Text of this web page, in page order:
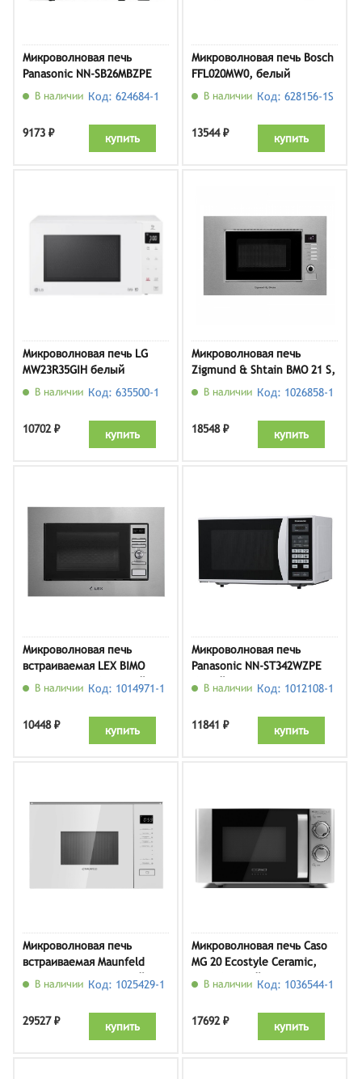
Микроволновая печь
Panasonic NN-SB26MBZPE
В наличии Код: 624684-1
9173 ₽ купить
Микроволновая печь Bosch
FFL020MW0, белый
В наличии Код: 628156-1S
13544 ₽ купить
Микроволновая печь LG
MW23R35GIH белый
В наличии Код: 635500-1
10702 ₽ купить
Микроволновая печь
Zigmund & Shtain BMO 21 S,
нержавеющая сталь
В наличии Код: 1026858-1
18548 ₽ купить
Микроволновая печь
встраиваемая LEX BIMO
20.05 IX, серебиристый
В наличии Код: 1014971-1
10448 ₽ купить
Микроволновая печь
Panasonic NN-ST342WZPE
белый
В наличии Код: 1012108-1
11841 ₽ купить
Микроволновая печь
встраиваемая Maunfeld
MBMO820SGW09, белый
В наличии Код: 1025429-1
29527 ₽ купить
Микроволновая печь Caso
MG 20 Ecostyle Ceramic,
серебристый
В наличии Код: 1036544-1
17692 ₽ купить